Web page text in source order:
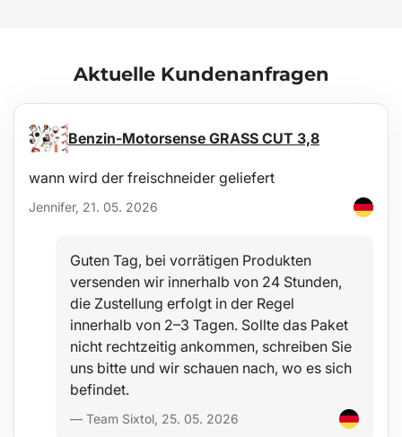
lauwarmem Wasser und einem nicht aggressiven, nicht
scheuernden Reinigungsmittel). Die Reinigung kann problemlos
Stabilität
Widerstandsfähigkeit gegenüber Materialalterung durch UV-
Strahlung.
Sicherheit
Das hypoallergene Material erlaubt eine uneingeschränkte
Nutzung in jedem Fahrzeug ohne Gesundheitsrisiken.
Aktuelle Kundenanfragen
Benzin-Motorsense GRASS CUT 3,8
wann wird der freischneider geliefert
Jennifer, 21. 05. 2026
Guten Tag, bei vorrätigen Produkten
versenden wir innerhalb von 24 Stunden,
die Zustellung erfolgt in der Regel
innerhalb von 2–3 Tagen. Sollte das Paket
nicht rechtzeitig ankommen, schreiben Sie
uns bitte und wir schauen nach, wo es sich
befindet.
— Team Sixtol, 25. 05. 2026